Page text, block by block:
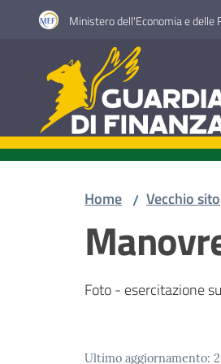
Vai al contenuto
Vai alla navigazione
Vai al footer Ministero dell'Economia e delle
Guardia di
Home / Vecchio sito
Foto - esercitazione
Ultimo aggiornamento: